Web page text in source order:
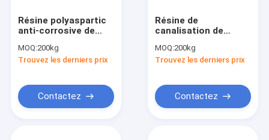
Résine polyaspartic
anti-corrosive de
solutions de
rechange de Bayer
MOQ:200kg
Trouvez les derniers prix
Contactez
Résine de
canalisation de
pulvérisation--
Solutions de
MOQ:200kg
Trouvez les derniers prix
Contactez